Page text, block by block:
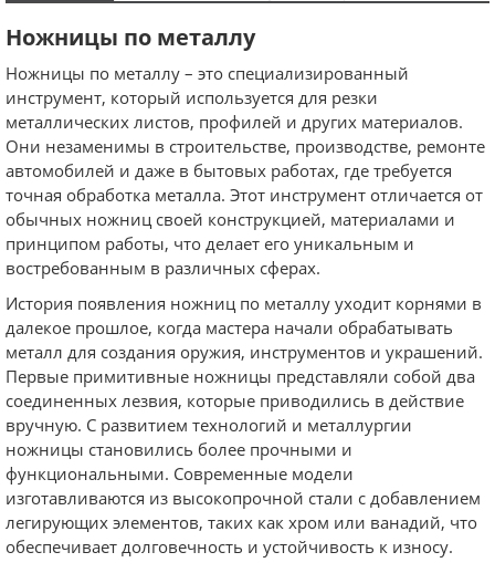
Ножницы по металлу
Ножницы по металлу – это специализированный
инструмент, который используется для резки
металлических листов, профилей и других материалов.
Они незаменимы в строительстве, производстве, ремонте
автомобилей и даже в бытовых работах, где требуется
точная обработка металла. Этот инструмент отличается от
обычных ножниц своей конструкцией, материалами и
принципом работы, что делает его уникальным и
востребованным в различных сферах.
История появления ножниц по металлу уходит корнями в
далекое прошлое, когда мастера начали обрабатывать
металл для создания оружия, инструментов и украшений.
Первые примитивные ножницы представляли собой два
соединенных лезвия, которые приводились в действие
вручную. С развитием технологий и металлургии
ножницы становились более прочными и
функциональными. Современные модели
изготавливаются из высокопрочной стали с добавлением
легирующих элементов, таких как хром или ванадий, что
обеспечивает долговечность и устойчивость к износу.